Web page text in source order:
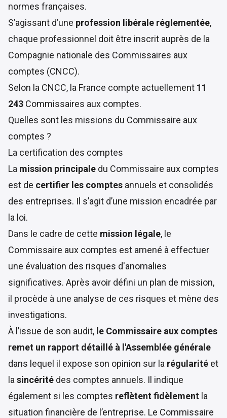
normes françaises.
S’agissant d’une profession libérale réglementée,
chaque professionnel doit être inscrit auprès de la
Compagnie nationale des Commissaires aux
comptes (CNCC).
Selon la CNCC, la France compte actuellement 11
243 Commissaires aux comptes.
Quelles sont les missions du Commissaire aux
comptes ?
La certification des comptes
La mission principale du Commissaire aux comptes
est de certifier les comptes annuels et consolidés
des entreprises. Il s’agit d’une mission encadrée par
la loi.
Dans le cadre de cette mission légale, le
Commissaire aux comptes est amené à effectuer
une évaluation des risques d'anomalies
significatives. Après avoir défini un plan de mission,
il procède à une analyse de ces risques et mène des
investigations.
À l’issue de son audit, le Commissaire aux comptes
remet un rapport détaillé à l'Assemblée générale
dans lequel il expose son opinion sur la régularité et
la sincérité des comptes annuels. Il indique
également si les comptes reflètent fidèlement la
situation financière de l’entreprise. Le Commissaire